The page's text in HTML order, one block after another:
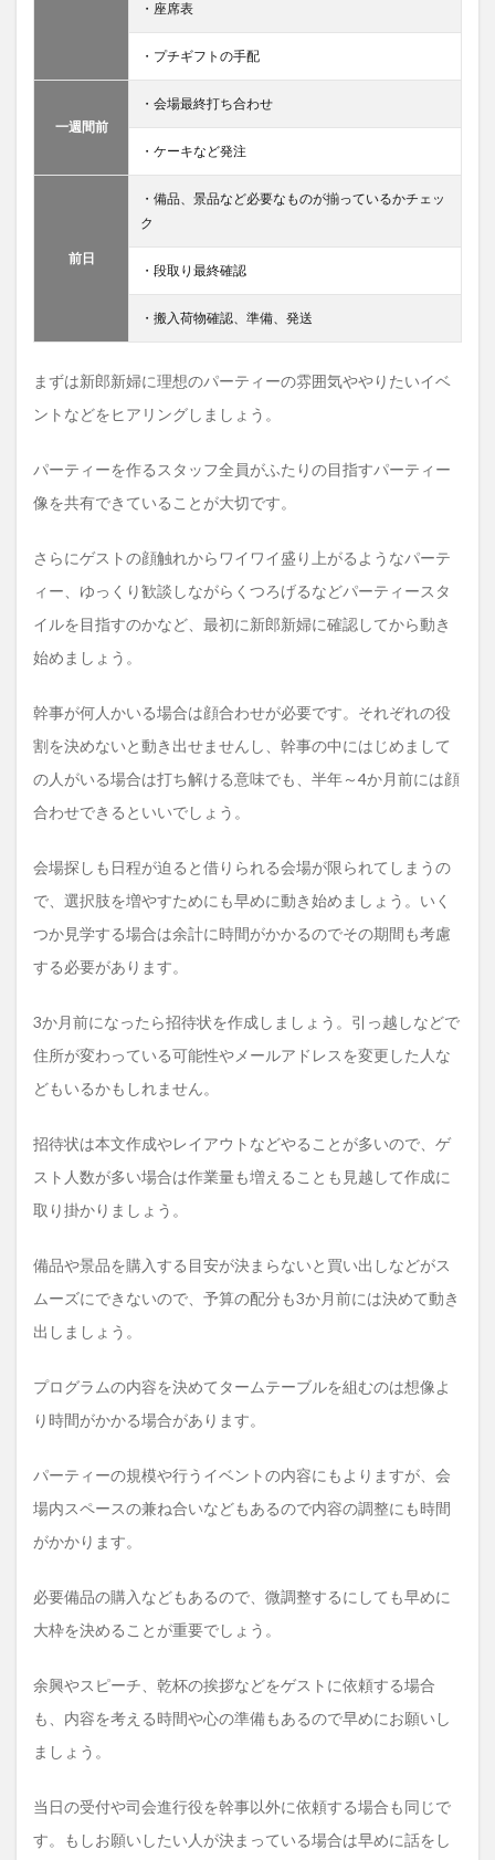
・座席表
・プチギフトの手配
一週間前
・会場最終打ち合わせ
・ケーキなど発注
前日
・備品、景品など必要なものが揃っているかチェッ
ク
・段取り最終確認
・搬入荷物確認、準備、発送
まずは新郎新婦に理想のパーティーの雰囲気ややりたいイベ
ントなどをヒアリングしましょう。
パーティーを作るスタッフ全員がふたりの目指すパーティー
像を共有できていることが大切です。
さらにゲストの顔触れからワイワイ盛り上がるようなパーテ
ィー、ゆっくり歓談しながらくつろげるなどパーティースタ
イルを目指すのかなど、最初に新郎新婦に確認してから動き
始めましょう。
幹事が何人かいる場合は顔合わせが必要です。それぞれの役
割を決めないと動き出せませんし、幹事の中にはじめまして
の人がいる場合は打ち解ける意味でも、半年～4か月前には顔
合わせできるといいでしょう。
会場探しも日程が迫ると借りられる会場が限られてしまうの
で、選択肢を増やすためにも早めに動き始めましょう。いく
つか見学する場合は余計に時間がかかるのでその期間も考慮
する必要があります。
3か月前になったら招待状を作成しましょう。引っ越しなどで
住所が変わっている可能性やメールアドレスを変更した人な
どもいるかもしれません。
招待状は本文作成やレイアウトなどやることが多いので、ゲ
スト人数が多い場合は作業量も増えることも見越して作成に
取り掛かりましょう。
備品や景品を購入する目安が決まらないと買い出しなどがス
ムーズにできないので、予算の配分も3か月前には決めて動き
出しましょう。
プログラムの内容を決めてタームテーブルを組むのは想像よ
り時間がかかる場合があります。
パーティーの規模や行うイベントの内容にもよりますが、会
場内スペースの兼ね合いなどもあるので内容の調整にも時間
がかかります。
必要備品の購入などもあるので、微調整するにしても早めに
大枠を決めることが重要でしょう。
余興やスピーチ、乾杯の挨拶などをゲストに依頼する場合
も、内容を考える時間や心の準備もあるので早めにお願いし
ましょう。
当日の受付や司会進行役を幹事以外に依頼する場合も同じで
す。もしお願いしたい人が決まっている場合は早めに話をし